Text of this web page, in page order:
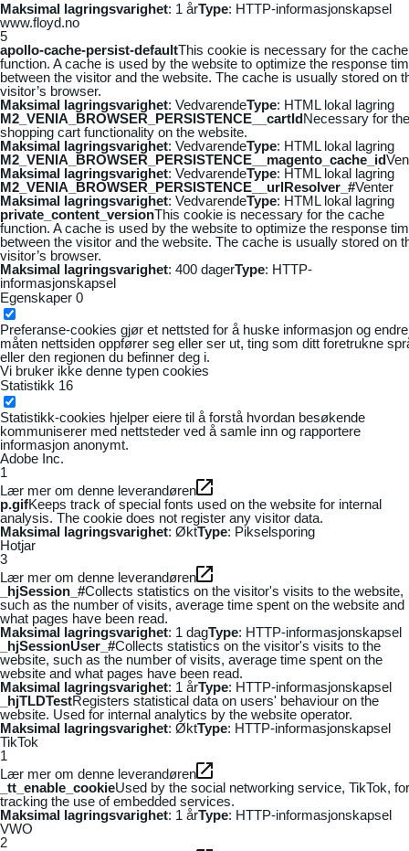
Maksimal lagringsvarighet: 1 årType: HTTP-informasjonskapsel
www.floyd.no
5
apollo-cache-persist-defaultThis cookie is necessary for the cache
function. A cache is used by the website to optimize the response
between the visitor and the website. The cache is usually stored on
visitor’s browser.
Maksimal lagringsvarighet: VedvarendeType: HTML lokal lagring
M2_VENIA_BROWSER_PERSISTENCE__cartIdNecessary for the
shopping cart functionality on the website.
Maksimal lagringsvarighet: VedvarendeType: HTML lokal lagring
M2_VENIA_BROWSER_PERSISTENCE__magento_cache_id
Maksimal lagringsvarighet: VedvarendeType: HTML lokal lagring
M2_VENIA_BROWSER_PERSISTENCE__urlResolver_#Venter
Maksimal lagringsvarighet: VedvarendeType: HTML lokal lagring
private_content_versionThis cookie is necessary for the cache
function. A cache is used by the website to optimize the response
between the visitor and the website. The cache is usually stored on
visitor’s browser.
Maksimal lagringsvarighet: 400 dagerType: HTTP-
informasjonskapsel
Egenskaper 0
Preferanse-cookies gjør et nettsted for å huske informasjon og
måten nettsiden oppfører seg eller ser ut, ting som ditt foretrukne
eller den regionen du befinner deg i.
Vi bruker ikke denne typen cookies
Statistikk 16
Statistikk-cookies hjelper eiere til å forstå hvordan besøkende
kommuniserer med nettsteder ved å samle inn og rapportere
informasjon anonymt.
Adobe Inc.
1
Lær mer om denne leverandøren
p.gifKeeps track of special fonts used on the website for internal
analysis. The cookie does not register any visitor data.
Maksimal lagringsvarighet: ØktType: Pikselsporing
Hotjar
3
Lær mer om denne leverandøren
_hjSession_#Collects statistics on the visitor's visits to the website,
such as the number of visits, average time spent on the website and
what pages have been read.
Maksimal lagringsvarighet: 1 dagType: HTTP-informasjonskapsel
_hjSessionUser_#Collects statistics on the visitor's visits to the
website, such as the number of visits, average time spent on the
website and what pages have been read.
Maksimal lagringsvarighet: 1 årType: HTTP-informasjonskapsel
_hjTLDTestRegisters statistical data on users' behaviour on the
website. Used for internal analytics by the website operator.
Maksimal lagringsvarighet: ØktType: HTTP-informasjonskapsel
TikTok
1
Lær mer om denne leverandøren
_tt_enable_cookieUsed by the social networking service, TikTok, for
tracking the use of embedded services.
Maksimal lagringsvarighet: 1 årType: HTTP-informasjonskapsel
VWO
2